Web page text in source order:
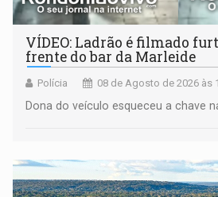
VÍDEO: Ladrão é filmado
frente do bar da Marleide
Polícia 08 de Agosto de 2026 às
Dona do veículo esqueceu a chave